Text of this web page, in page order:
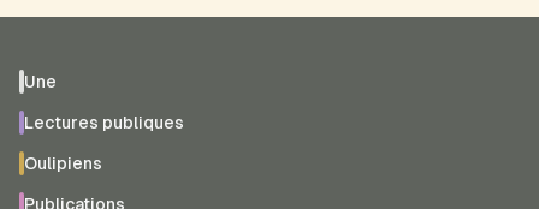
Une
Lectures publiques
Oulipiens
Publications